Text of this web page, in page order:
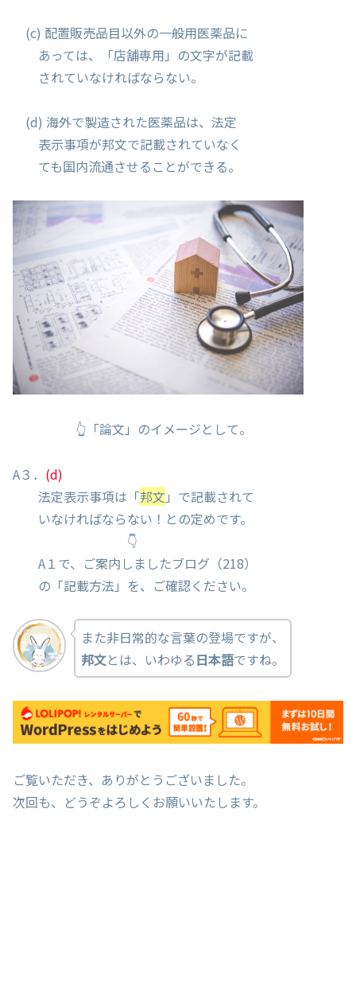
(c) 配置販売品目以外の一般用医薬品に
あっては、「店舗専用」の文字が記載
されていなければならない。
(d) 海外で製造された医薬品は、法定
表示事項が邦文で記載されていなく
ても国内流通させることができる。
👆「論文」のイメージとして。
A３． (d)
法定表示事項は「邦文 」で記載されて
いなければならない！との定めです。
👇
A１で、ご案内しましたブログ（218）
の「記載方法」を、ご確認ください。
また非日常的な言葉の登場ですが、
邦文とは、いわゆる日本語ですね。
ご覧いただき、ありがとうございました。
次回も、どうぞよろしくお願いいたします。